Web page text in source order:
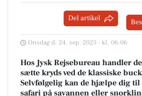
Del artikel
Onsdag d. 24. sep. 2025 - kl. 06:06
Hos Jysk Rejsebureau handler
sætte kryds ved de klassiske
Selvfølgelig kan de hjælpe dig
safari på savannen eller